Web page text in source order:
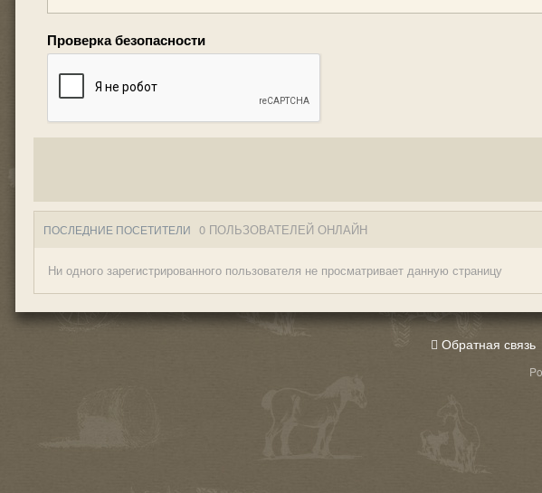
Проверка безопасности
ПОСЛЕДНИЕ ПОСЕТИТЕЛИ 0 ПОЛЬЗОВАТЕЛЕЙ ОНЛАЙН
Ни одного зарегистрированного пользователя не просматривает данную страницу
Обратная связь